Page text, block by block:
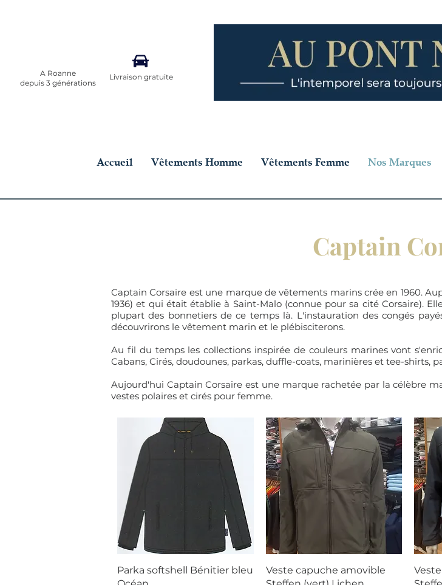
A Roanne
depuis 3 générations
Livraison gratuite
Accueil Vêtements Homme Vêtements Femme Nos Marques
Captain
Captain Corsaire est une marque de vêtements marins crée en 1960.
1936) et qui était établie à Saint-Malo (connue pour sa cité Corsaire).
plupart des bonnetiers de ce temps là. L'instauration des congés
découvrirons le vêtement marin et le plébisciterons.
Au fil du temps les collections inspirée de couleurs marines vont
Cabans, Cirés, doudounes, parkas, duffle-coats, marinières et tee-shirts,
Aujourd'hui Captain Corsaire est une marque rachetée par la célèbre
vestes polaires et cirés pour femme.
Aperçu rapide
Parka softshell Bénitier bleu
Aperçu rapide
Veste capuche amovible